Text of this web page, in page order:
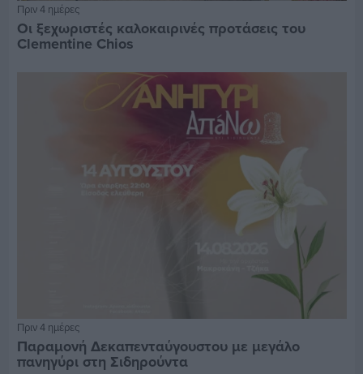
Πριν 4 ημέρες
Οι ξεχωριστές καλοκαιρινές προτάσεις του
Clementine Chios
Πριν 4 ημέρες
Παραμονή Δεκαπενταύγουστου με μεγάλο
πανηγύρι στη Σιδηρούντα